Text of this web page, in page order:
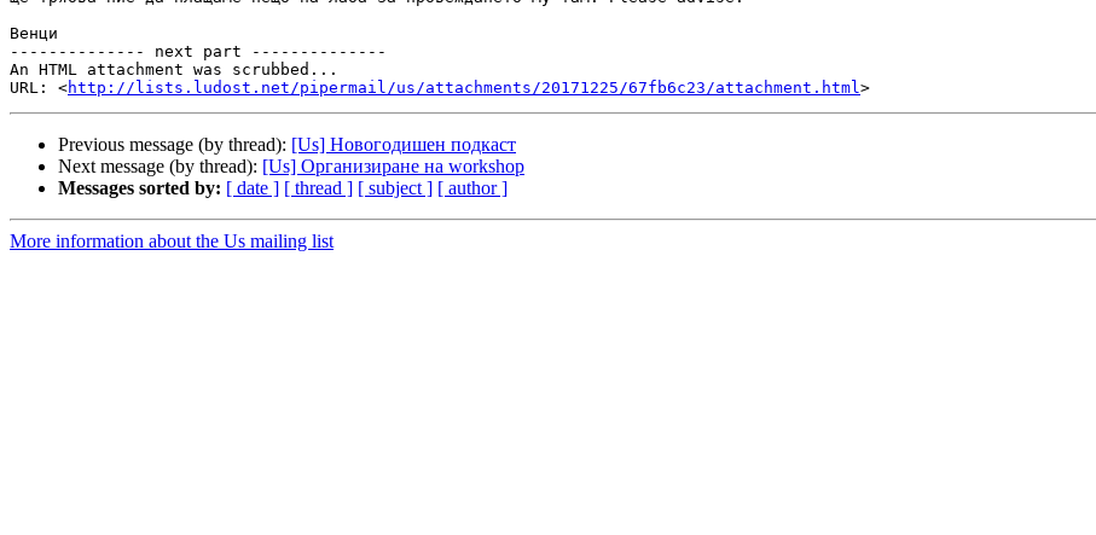
Венци
-------------- next part --------------
An HTML attachment was scrubbed...
URL: <http://lists.ludost.net/pipermail/us/attachments/20171225/67fb6c23/attachment.html
Previous message (by thread): [Us] Новогодишен подкаст
Next message (by thread): [Us] Организиране на workshop
Messages sorted by: [ date ] [ thread ] [ subject ] [ author ]
More information about the Us mailing list